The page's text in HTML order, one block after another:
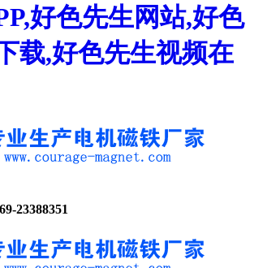
好色先生网站,好色
载,好色先生视频在
23388351